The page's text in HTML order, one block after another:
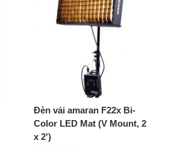
Đèn vải amaran F22x Bi-
Color LED Mat (V Mount, 2
x 2')